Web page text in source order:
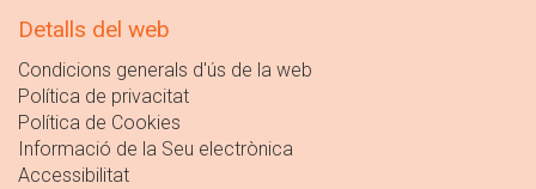
Detalls del web
Condicions generals d'ús de la web
Política de privacitat
Política de Cookies
Informació de la Seu electrònica
Accessibilitat